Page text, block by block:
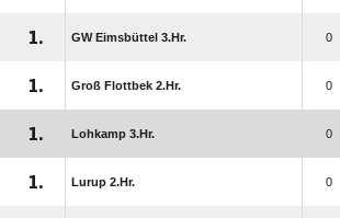
1. GW Eimsbüttel 3.Hr. 0
1. Groß Flottbek 2.Hr. 0
1. Lohkamp 3.Hr. 0
1. Lurup 2.Hr. 0